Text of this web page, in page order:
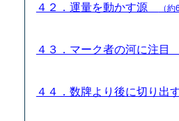
４２．運量を動かす源 （
４３．マーク者の河に注目
４４．数牌より後に切り出